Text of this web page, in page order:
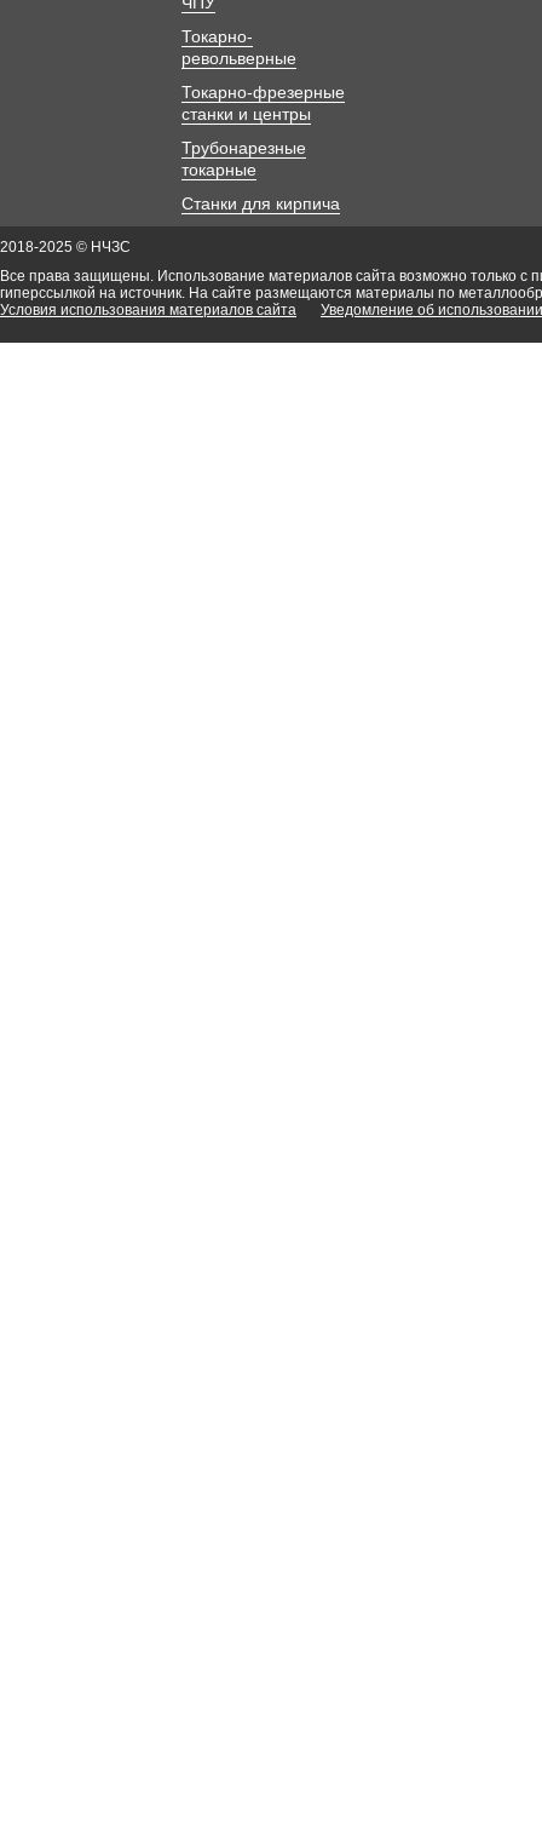
Токарно-
револьверные
Токарно-фрезерные
станки и центры
Трубонарезные
токарные
Станки для кирпича
2018-2025 © НЧЗС
Все права защищены. Использование материалов сайта возможно только с
гиперссылкой на источник. На сайте размещаются материалы по
Условия использования материалов сайта
Уведомление об